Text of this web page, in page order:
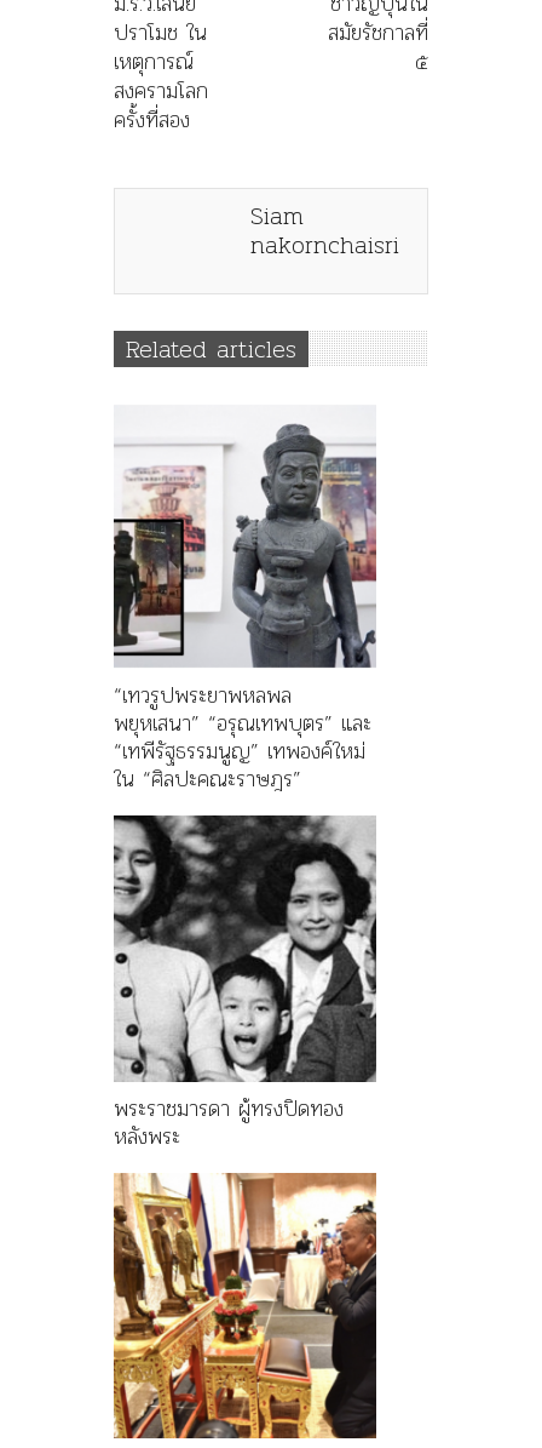
ปราโมช ใน
เหตุการณ์
สงครามโลก
ครั้งที่สอง
สมัยรัชกาลที่
๕
Siam
nakornchaisri
Related articles
“เทวรูปพระยาพหลพล
พยุหเสนา” “อรุณเทพบุตร” และ
“เทพีรัฐธรรมนูญ” เทพองค์ใหม่
ใน “ศิลปะคณะราษฎร”
พระราชมารดา ผู้ทรงปิดทอง
หลังพระ